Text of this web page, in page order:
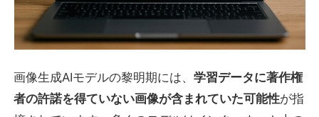
画像生成AIモデルの黎明期には、学習データに著作権
者の許諾を得ていない画像が含まれていた可能性が指